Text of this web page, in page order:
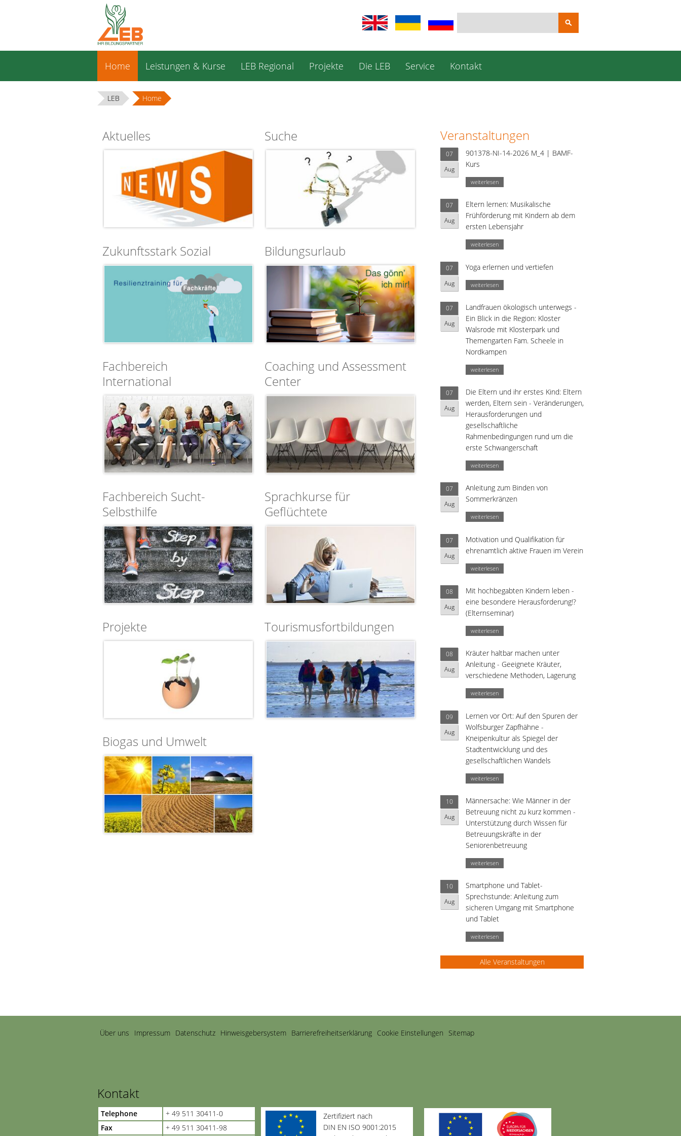
Suchbegriffe
überspringen
Home Leistungen & Kurse LEB Regional Projekte Die LEB Service Kontakt
LEB Home
Aktuelles Suche
Zukunftsstark Sozial Bildungsurlaub
Fachbereich
International
Coaching und Assessment
Center
Fachbereich Sucht-
Selbsthilfe
Sprachkurse für
Geflüchtete
Projekte Tourismusfortbildungen
Biogas und Umwelt
Veranstaltungen
07
Aug
901378-NI-14-2026 M_4 | BAMF-
Kurs
weiterlesen
07
Aug
Eltern lernen: Musikalische
Frühförderung mit Kindern ab dem
ersten Lebensjahr
weiterlesen
07
Aug
Yoga erlernen und vertiefen
weiterlesen
07
Aug
Landfrauen ökologisch unterwegs -
Ein Blick in die Region: Kloster
Walsrode mit Klosterpark und
Themengarten Fam. Scheele in
Nordkampen
weiterlesen
07
Aug
Die Eltern und ihr erstes Kind: Eltern
werden, Eltern sein - Veränderungen,
Herausforderungen und
gesellschaftliche
Rahmenbedingungen rund um die
erste Schwangerschaft
weiterlesen
07
Aug
Anleitung zum Binden von
Sommerkränzen
weiterlesen
07
Aug
Motivation und Qualifikation für
ehrenamtlich aktive Frauen im Verein
weiterlesen
08
Aug
Mit hochbegabten Kindern leben -
eine besondere Herausforderung!?
(Elternseminar)
weiterlesen
08
Aug
Kräuter haltbar machen unter
Anleitung - Geeignete Kräuter,
verschiedene Methoden, Lagerung
weiterlesen
09
Aug
Lernen vor Ort: Auf den Spuren der
Wolfsburger Zapfhähne -
Kneipenkultur als Spiegel der
Stadtentwicklung und des
gesellschaftlichen Wandels
weiterlesen
10
Aug
Männersache: Wie Männer in der
Betreuung nicht zu kurz kommen -
Unterstützung durch Wissen für
Betreuungskräfte in der
Seniorenbetreuung
weiterlesen
10
Aug
Smartphone und Tablet-
Sprechstunde: Anleitung zum
sicheren Umgang mit Smartphone
und Tablet
weiterlesen
Alle Veranstaltungen
Navigation
überspringen
Über uns Impressum Datenschutz Hinweisgebersystem Barriere­freiheits­erklärung Cookie Einstellungen Sitemap
Kontakt
Telephone
+ 49 511 30411-0
Fax
+ 49 511 30411-98
Zertifiziert nach
DIN EN ISO 9001:2015